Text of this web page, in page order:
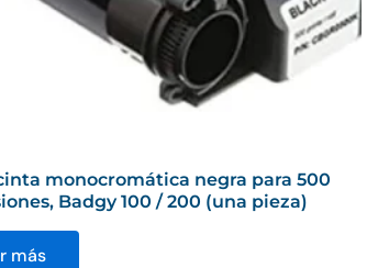
monocromática negra para 500
Badgy 100 / 200 (una pieza)
más